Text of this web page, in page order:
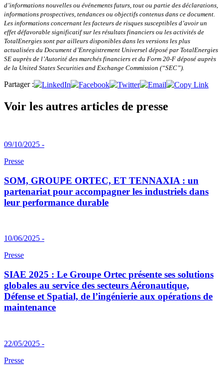
d’informations nouvelles ou événements futurs, tout ou partie des déclarations,
informations prospectives, tendances ou objectifs contenus dans ce document.
Les informations concernant les facteurs de risques susceptibles d’avoir un
effet défavorable significatif sur les résultats financiers ou les activités de
TotalEnergies sont par ailleurs disponibles dans les versions les plus
actualisées du Document d’Enregistrement Universel déposé par TotalEnergies
SE auprès de l’Autorité des marchés financiers et du Form 20-F déposé auprès
de la United States Securities and Exchange Commission (“SEC”).
Partager :
Voir les autres articles de presse
09/10/2025 -
Presse
SOM, GROUPE ORTEC, ET TENNAXIA : un
partenariat pour accompagner les industriels dans
leur performance durable
10/06/2025 -
Presse
SIAE 2025 : Le Groupe Ortec présente ses solutions
globales au service des secteurs Aéronautique,
Défense et Spatial, de l’ingénierie aux opérations de
maintenance
22/05/2025 -
Presse